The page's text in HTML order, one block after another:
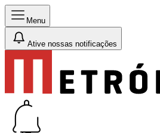
Menu
Ative nossas notificações